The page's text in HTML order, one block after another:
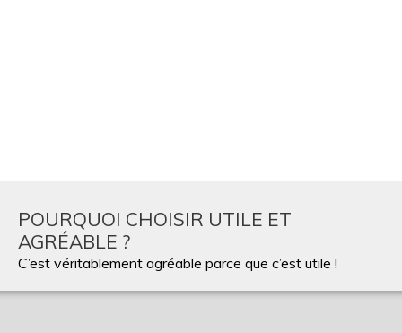
POURQUOI CHOISIR UTILE ET
AGRÉABLE ?
C’est véritablement agréable parce que c’est utile !